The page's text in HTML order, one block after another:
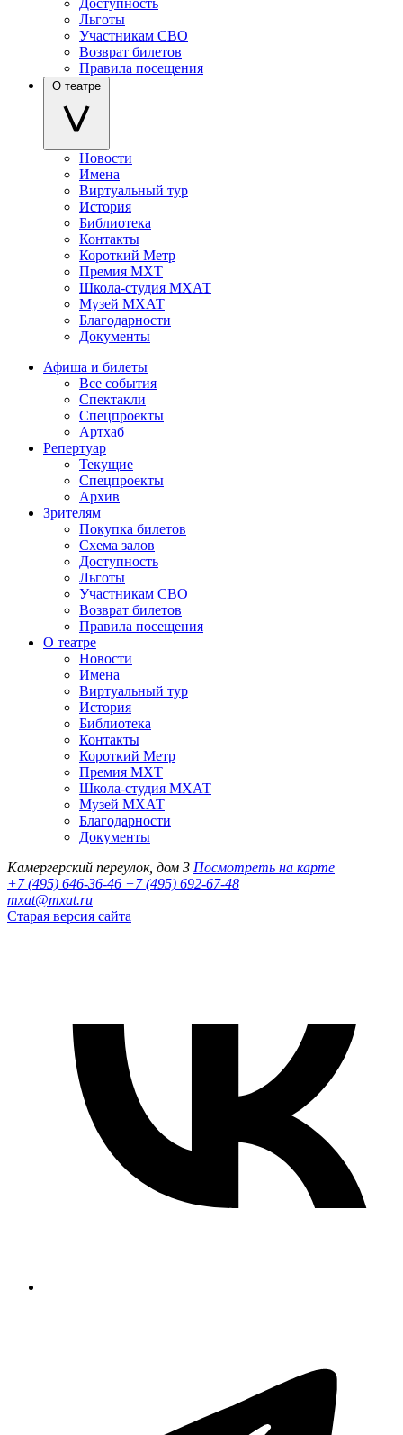
Доступность
Льготы
Участникам СВО
Возврат билетов
Правила посещения
О театре
Новости
Имена
Виртуальный тур
История
Библиотека
Контакты
Короткий Метр
Премия МХТ
Школа-студия МХАТ
Музей МХАТ
Благодарности
Документы
Афиша и билеты
Все события
Спектакли
Спецпроекты
Артхаб
Репертуар
Текущие
Спецпроекты
Архив
Зрителям
Покупка билетов
Схема залов
Доступность
Льготы
Участникам СВО
Возврат билетов
Правила посещения
О театре
Новости
Имена
Виртуальный тур
История
Библиотека
Контакты
Короткий Метр
Премия МХТ
Школа-студия МХАТ
Музей МХАТ
Благодарности
Документы
Камергерский переулок, дом 3 Посмотреть на карте
+7 (495) 646-36-46 +7 (495) 692-67-48‬
mxat@mxat.ru
Старая версия сайта